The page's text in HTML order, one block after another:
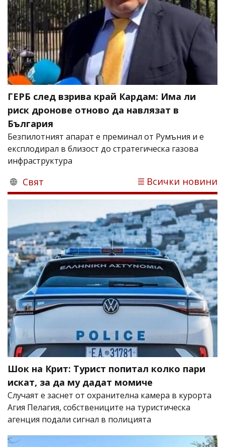
ГЕРБ след взрива край Кардам: Има ли
риск дронове отново да навлязат в
България
Безпилотният апарат е преминал от Румъния и е
експлодирал в близост до стратегическа газова
инфраструктура
Свят Всички новини
Шок на Крит: Турист попитал колко пари
искат, за да му дадат момиче
Случаят е заснет от охранителна камера в курорта
Агия Пелагия, собствениците на туристическа
агенция подали сигнал в полицията